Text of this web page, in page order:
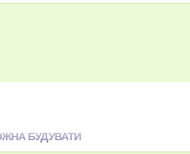
БУДУВАТИ